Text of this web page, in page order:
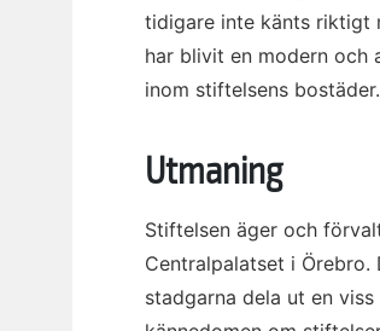
tidigare inte känts riktigt
har blivit en modern och
inom stiftelsens bostäder.
Utmaning
Stiftelsen äger och
Centralpalatset i
stadgarna dela ut en